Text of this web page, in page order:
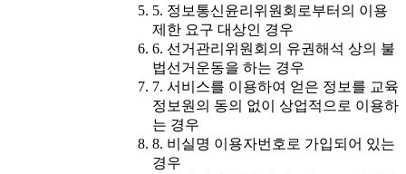
5. 정보통신윤리위원회로부터의 이용
제한 요구 대상인 경우
6. 선거관리위원회의 유권해석 상의 불
법선거운동을 하는 경우
7. 서비스를 이용하여 얻은 정보를 교육
정보원의 동의 없이 상업적으로 이용하
는 경우
8. 비실명 이용자번호로 가입되어 있는
경우